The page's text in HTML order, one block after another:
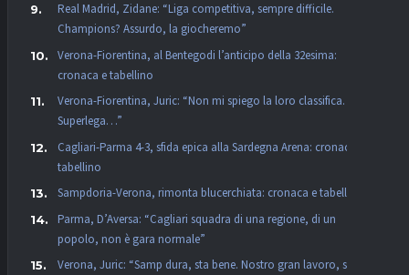
Real Madrid, Zidane: “Liga competitiva, sempre difficile.
Champions? Assurdo, la giocheremo”
Verona-Fiorentina, al Bentegodi l’anticipo della 32esima:
cronaca e tabellino
Verona-Fiorentina, Juric: “Non mi spiego la loro classifica. La
Superlega…”
Cagliari-Parma 4-3, sfida epica alla Sardegna Arena: cronaca e
tabellino
Sampdoria-Verona, rimonta blucerchiata: cronaca e tabellino
Parma, D’Aversa: “Cagliari squadra di una regione, di un
popolo, non è gara normale”
Verona, Juric: “Samp dura, sta bene. Nostro gran lavoro, se vuoi